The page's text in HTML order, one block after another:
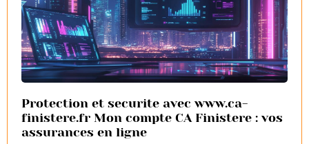
Protection et securite avec www.ca-
finistere.fr Mon compte CA Finistere : vos
assurances en ligne